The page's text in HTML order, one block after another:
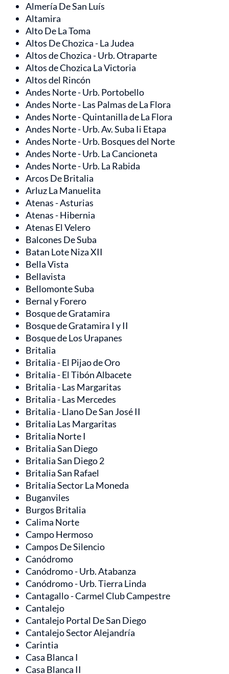
Almería De San Luís
Altamira
Alto De La Toma
Altos De Chozica - La Judea
Altos de Chozica - Urb. Otraparte
Altos de Chozica La Victoria
Altos del Rincón
Andes Norte - Urb. Portobello
Andes Norte - Las Palmas de La Flora
Andes Norte - Quintanilla de La Flora
Andes Norte - Urb. Av. Suba Ii Etapa
Andes Norte - Urb. Bosques del Norte
Andes Norte - Urb. La Cancioneta
Andes Norte - Urb. La Rabida
Arcos De Britalia
Arluz La Manuelita
Atenas - Asturias
Atenas - Hibernia
Atenas El Velero
Balcones De Suba
Batan Lote Niza XII
Bella Vista
Bellavista
Bellomonte Suba
Bernal y Forero
Bosque de Gratamira
Bosque de Gratamira I y II
Bosque de Los Urapanes
Britalia
Britalia - El Pijao de Oro
Britalia - El Tibón Albacete
Britalia - Las Margaritas
Britalia - Las Mercedes
Britalia - Llano De San José II
Britalia Las Margaritas
Britalia Norte I
Britalia San Diego
Britalia San Diego 2
Britalia San Rafael
Britalia Sector La Moneda
Buganviles
Burgos Britalia
Calima Norte
Campo Hermoso
Campos De Silencio
Canódromo
Canódromo - Urb. Atabanza
Canódromo - Urb. Tierra Linda
Cantagallo - Carmel Club Campestre
Cantalejo
Cantalejo Portal De San Diego
Cantalejo Sector Alejandría
Carintia
Casa Blanca I
Casa Blanca II